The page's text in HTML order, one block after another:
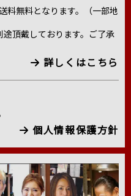
料無料となります。（一部地
頂戴しております。ご了承
詳しくはこちら
個人情報保護方針